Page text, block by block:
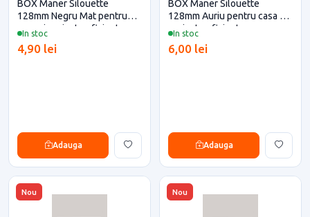
In stoc
BOX Maner Silouette
128mm Negru Mat pentru
casa si proiecte eficiente
4,90 lei
Adauga
In stoc
BOX Maner Silouette
128mm Auriu pentru casa si
proiecte eficiente
6,00 lei
Adauga
Nou Nou